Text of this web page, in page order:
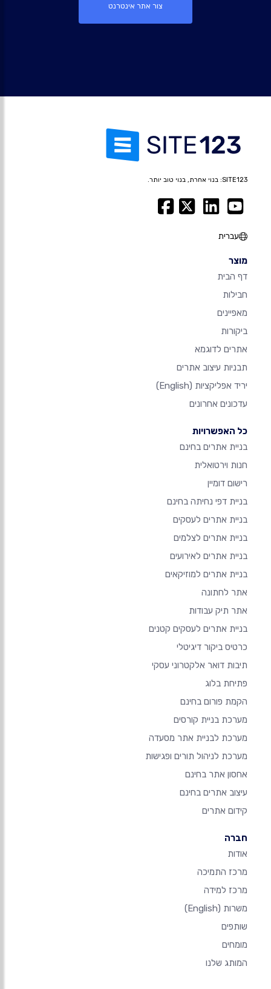
צור אתר אינטרנט
SITE123: בנוי אחרת, בנוי טוב יותר.
עברית
מוצר
דף הבית
חבילות
מאפיינים
ביקורות
אתרים לדוגמא
תבניות עיצוב אתרים
יריד אפליקציות (English)
עדכונים אחרונים
כל האפשרויות
בניית אתרים בחינם
חנות וירטואלית
רישום דומיין
בניית דפי נחיתה בחינם
בניית אתרים לעסקים
בניית אתרים לצלמים
בניית אתרים לאירועים
בניית אתרים למוזיקאים
אתר לחתונה
אתר תיק עבודות
בניית אתרים לעסקים קטנים
כרטיס ביקור דיגיטלי
תיבות דואר אלקטרוני עסקי
פתיחת בלוג
הקמת פורום בחינם
מערכת בניית קורסים
מערכת לבניית אתר מסעדה
מערכת לניהול תורים ופגישות
אחסון אתר בחינם
עיצוב אתרים בחינם
קידום אתרים
חברה
אודות
מרכז התמיכה
מרכז למידה
משרות (English)
שותפים
מומחים
המותג שלנו